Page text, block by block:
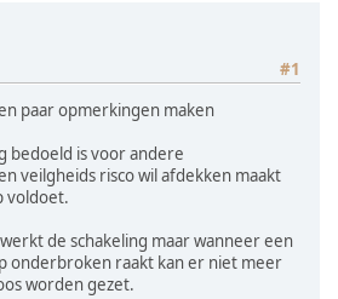
#1
paar opmerkingen maken
bedoeld is voor andere
veilgheids risco wil afdekken maakt
voldoet.
de schakeling maar wanneer een
onderbroken raakt kan er niet meer
worden gezet.